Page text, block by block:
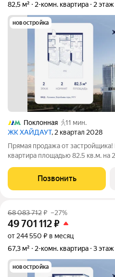
82,5 м²
2-комн. квартира 2 этаж
новостройка
Поклонная
11 мин.
ЖК ХАЙДАУТ, 2 квартал 2028
Прямая продажа от
квартира площадью 82.5 кв.м. на
Победы, Долина реки Сетунь,
горы. Высота потолков 3,25 м.
Позвонить
68 083 712₽ –27%
49 701 112₽
от 244 550 ₽ в месяц
67,3 м²
2-комн. квартира 3 этаж
новостройка